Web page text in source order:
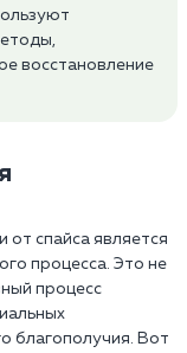
восстановление
от спайса является
процесса. Это не
процесс
благополучия. Вот